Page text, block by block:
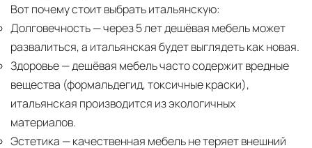
Вот почему стоит выбрать итальянскую:
Долговечность— через 5 лет дешёвая мебель может
развалиться, а итальянская будет выглядеть как новая.
Здоровье— дешёвая мебель часто содержит вредные
вещества (формальдегид, токсичные краски),
итальянская производится из экологичных
материалов.
Эстетика — качественная мебель не теряет внешний